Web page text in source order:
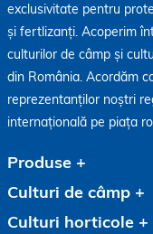
exclusivitate pentru
și fertlizanți. Acoperim
culturilor de câmp și
din România. Acordăm
reprezentanților noștri
internațională pe piața
Produse
Culturi de câmp
Culturi horticole